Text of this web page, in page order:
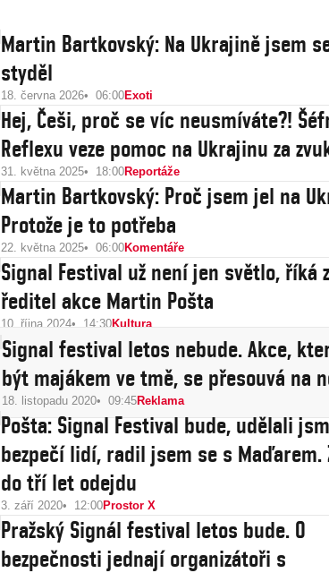
Martin Bartkovský: Na Ukrajině jsem
styděl
18. června 2026 06:00Exoti
Hej, Češi, proč se víc neusmíváte?!
Reflexu veze pomoc na Ukrajinu za
31. května 2025 18:00Reportáže
Martin Bartkovský: Proč jsem jel na
Protože je to potřeba
22. května 2025 06:00Komentáře
Signal Festival už není jen světlo, říká
ředitel akce Martin Pošta
10. října 2024 14:30Kultura
Signal festival letos nebude. Akce,
být majákem ve tmě, se přesouvá na
18. listopadu 2020 09:45Reklama
Pošta: Signal Festival bude, udělali
bezpečí lidí, radil jsem se s Maďarem.
do tří let odejdu
3. září 2020 12:00Prostor X
Pražský Signál festival letos bude. O
bezpečnosti jednají organizátoři s